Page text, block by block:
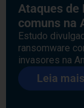
Ataques de
comuns na
Estudo
ransomware
invasores na
Leia mais